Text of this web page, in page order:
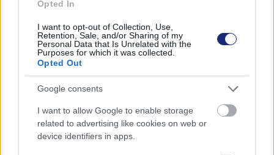
Opted In
I want to opt-out of Collection, Use,
Retention, Sale, and/or Sharing of my
Personal Data that Is Unrelated with the
Purposes for which it was collected.
Opted Out
Google consents
I want to allow Google to enable storage
related to advertising like cookies on web or
device identifiers in apps.
elkülönített gyűjtése 2024-től.
"Ezentúl nem választás kérdése, hogy
komposztálunk-e vagy sem. A kérdés az, hogyan
lehet ezt megoldani ott, ahol nincs lehetőség
- hívja fel a figyelmet a Humusz Szövetség, amely jó
példákkal kíván tanácsot adni a lakossági és az
önkormányzati szereplőknek is.